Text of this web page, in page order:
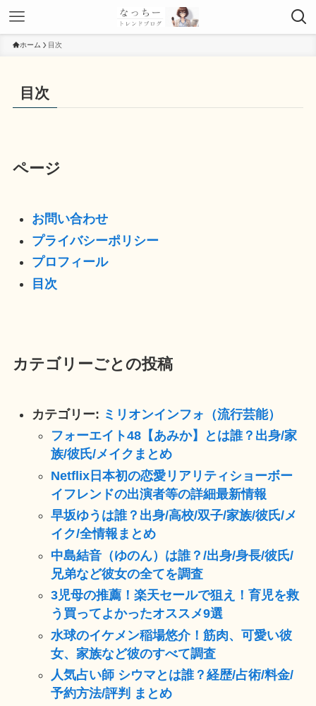
ホーム 目次
目次
ページ
お問い合わせ
プライバシーポリシー
プロフィール
目次
カテゴリーごとの投稿
カテゴリー: ミリオンインフォ（流行芸能）
フォーエイト48【あみか】とは誰？出身/家
族/彼氏/メイクまとめ
Netflix日本初の恋愛リアリティショーボー
イフレンドの出演者等の詳細最新情報
早坂ゆうは誰？出身/高校/双子/家族/彼氏/メ
イク/全情報まとめ
中島結音（ゆのん）は誰？/出身/身長/彼氏/
兄弟など彼女の全てを調査
3児母の推薦！楽天セールで狙え！育児を救
う買ってよかったオススメ9選
水球のイケメン稲場悠介！筋肉、可愛い彼
女、家族など彼のすべて調査
人気占い師 シウマとは誰？経歴/占術/料金/
予約方法/評判 まとめ